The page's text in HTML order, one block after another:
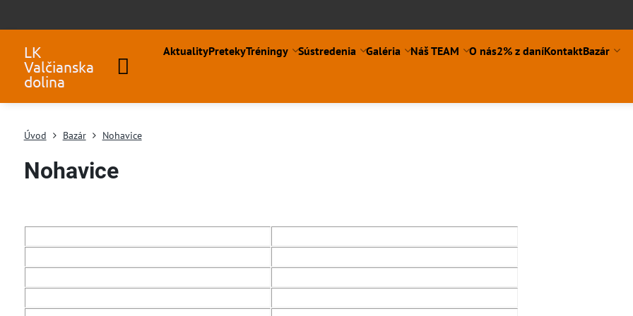
LK
Valčianska
dolina
AktualityPretekyTréningy Sústredenia Galéria Náš TEAM O nás2% z daníKontaktBazár
Úvod Bazár Nohavice
Nohavice